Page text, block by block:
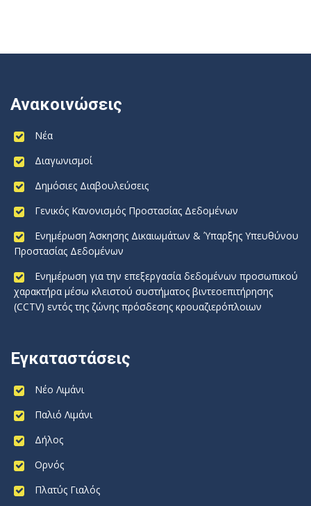
Ανακοινώσεις
Νέα
Διαγωνισμοί
Δημόσιες Διαβουλεύσεις
Γενικός Κανονισμός Προστασίας Δεδομένων
Ενημέρωση Άσκησης Δικαιωμάτων & Ύπαρξης Υπευθύνου
Προστασίας Δεδομένων
Ενημέρωση για την επεξεργασία δεδομένων προσωπικού
χαρακτήρα μέσω κλειστού συστήματος βιντεοεπιτήρησης
(CCTV) εντός της ζώνης πρόσδεσης κρουαζιερόπλοιων
Εγκαταστάσεις
Νέο Λιμάνι
Παλιό Λιμάνι
Δήλος
Ορνός
Πλατύς Γιαλός